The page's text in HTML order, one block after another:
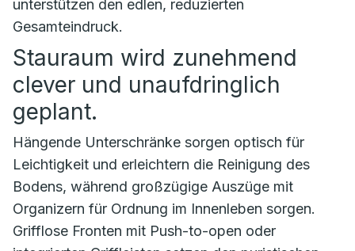
unterstützen den edlen, reduzierten
Gesamteindruck.
Stauraum wird zunehmend
clever und unaufdringlich
geplant.
Hängende Unterschränke sorgen optisch für
Leichtigkeit und erleichtern die Reinigung des
Bodens, während großzügige Auszüge mit
Organizern für Ordnung im Innenleben sorgen.
Grifflose Fronten mit Push-to-open oder